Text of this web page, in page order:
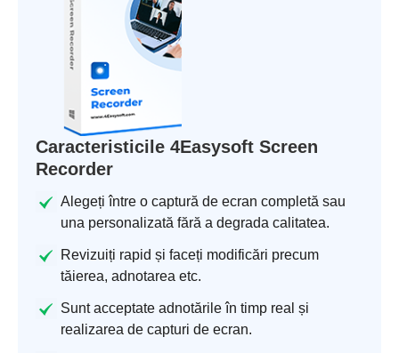
Caracteristicile 4Easysoft Screen
Recorder
Alegeți între o captură de ecran completă sau
una personalizată fără a degrada calitatea.
Revizuiți rapid și faceți modificări precum
tăierea, adnotarea etc.
Sunt acceptate adnotările în timp real și
realizarea de capturi de ecran.